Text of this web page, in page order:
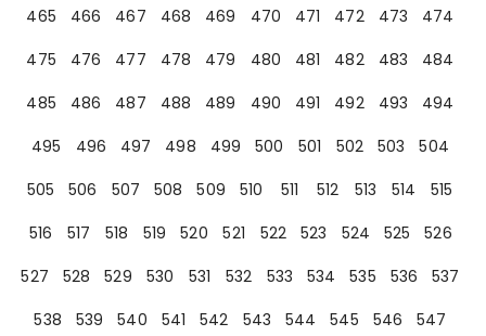
465
466 467 468 469 470 471 472 473
474
475
476 477 478 479 480 481 482 483
484
485
486 487 488 489 490 491 492 493
494
495
496 497 498 499 500 501 502 503
504
505
506 507 508 509 510 511 512 513 514
515
516
517 518 519 520 521 522 523 524 525
526
527
528 529 530 531 532 533 534 535 536
537
538
539 540 541 542 543 544 545 546
547